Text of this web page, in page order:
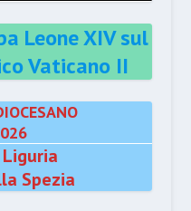
Leone XIV sul
Vaticano II
Spezia